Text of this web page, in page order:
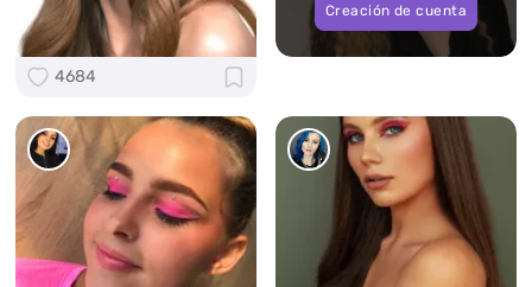
4684
Creación de cuenta